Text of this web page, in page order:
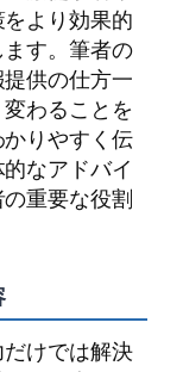
より効果的
す。筆者の
供の仕方一
わることを
りやすく伝
なアドバイ
重要な役割
けでは解決